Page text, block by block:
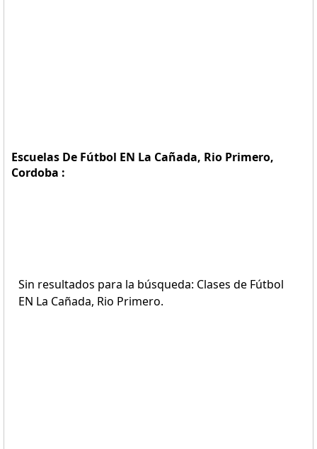
Escuelas De Fútbol EN La Cañada, Rio Primero,
Cordoba :
Sin resultados para la búsqueda: Clases de Fútbol
EN La Cañada, Rio Primero.